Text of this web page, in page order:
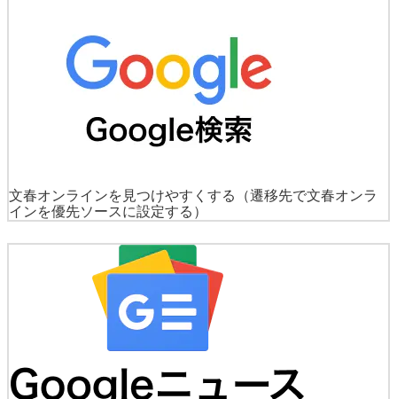
文春オンラインを見つけやすくする
（遷移先で文春オンラ
インを優先ソースに設定する）